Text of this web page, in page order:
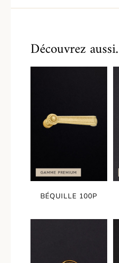
Découvrez
BÉQUILLE 100P